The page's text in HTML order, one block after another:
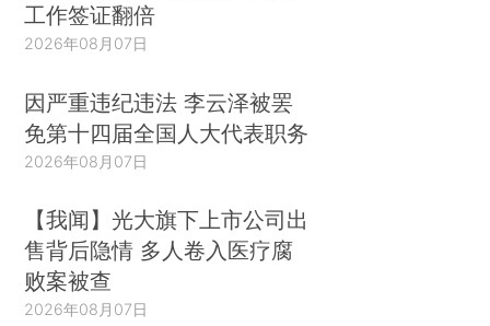
工作签证翻倍
2026年08月07日
因严重违纪违法 李云泽被罢
免第十四届全国人大代表职务
2026年08月07日
【我闻】光大旗下上市公司出
售背后隐情 多人卷入医疗腐
败案被查
2026年08月07日